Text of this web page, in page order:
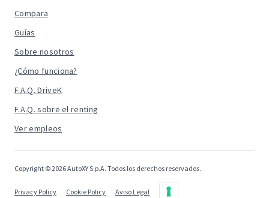
Compara
Guías
Sobre nosotros
¿Cómo funciona?
F.A.Q. DriveK
F.A.Q. sobre el renting
Ver empleos
Copyright © 2026 AutoXY S.p.A. Todos los derechos reservados.
Privacy Policy Cookie Policy Aviso Legal